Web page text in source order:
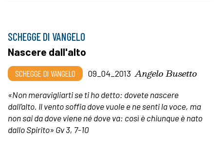
SCHEGGE DI VANGELO
Nascere dall'alto
SCHEGGE DI VANGELO 09_04_2013 Angelo Busetto
«Non meravigliarti se ti ho detto: dovete nascere
dall’alto. Il vento soffia dove vuole e ne senti la voce, ma
non sai da dove viene né dove va: così è chiunque è nato
dallo Spirito» Gv 3, 7-10